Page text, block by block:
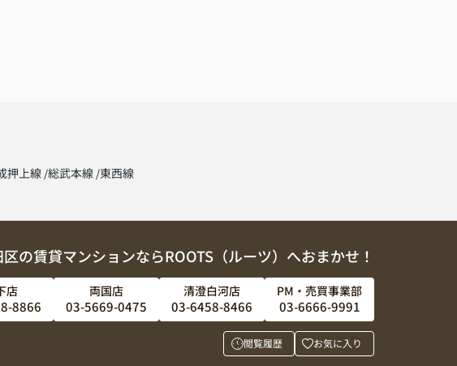
押上線 総武本線 東西線
の賃貸マンションならROOTS（ルーツ）へおまかせ！
店
8866
両国店
03-5669-0475
清澄白河店
03-6458-8466
PM・売買事業部
03-6666-9991
閲覧履歴 お気に入り